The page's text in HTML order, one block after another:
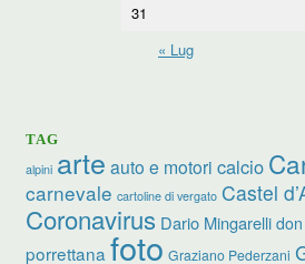
31
« Lug
TAG
alpini arte auto e motori calcio
carnevale cartoline di vergato Castel
Coronavirus Dario Mingarelli
porrettana foto Graziano Pederzani